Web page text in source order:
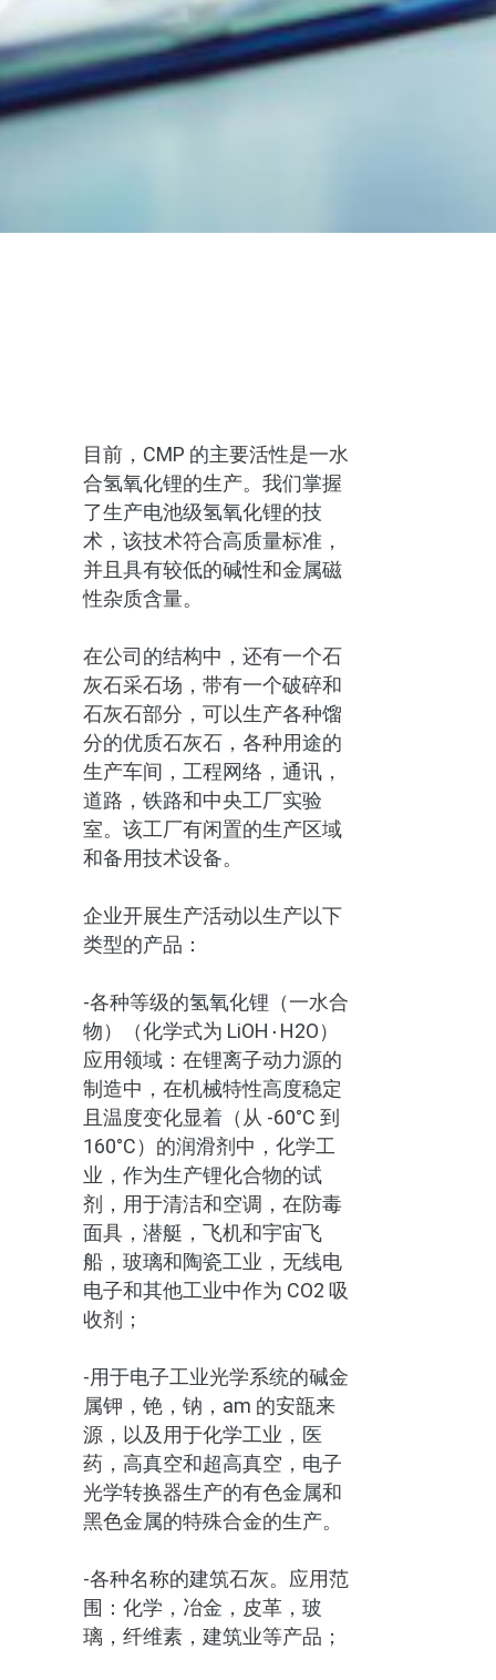
目前，CMP 的主要活性是一水
合氢氧化锂的生产。我们掌握
了生产电池级氢氧化锂的技
术，该技术符合高质量标准，
并且具有较低的碱性和金属磁
性杂质含量。
在公司的结构中，还有一个石
灰石采石场，带有一个破碎和
石灰石部分，可以生产各种馏
分的优质石灰石，各种用途的
生产车间，工程网络，通讯，
道路，铁路和中央工厂实验
室。该工厂有闲置的生产区域
和备用技术设备。
企业开展生产活动以生产以下
类型的产品：
-各种等级的氢氧化锂（一水合
物）（化学式为 LiOH۰H2O）
应用领域：在锂离子动力源的
制造中，在机械特性高度稳定
且温度变化显着（从 -60°C 到
160°C）的润滑剂中，化学工
业，作为生产锂化合物的试
剂，用于清洁和空调，在防毒
面具，潜艇，飞机和宇宙飞
船，玻璃和陶瓷工业，无线电
电子和其他工业中作为 CO2 吸
收剂；
-用于电子工业光学系统的碱金
属钾，铯，钠，am 的安瓿来
源，以及用于化学工业，医
药，高真空和超高真空，电子
光学转换器生产的有色金属和
黑色金属的特殊合金的生产。
-各种名称的建筑石灰。应用范
围：化学，冶金，皮革，玻
璃，纤维素，建筑业等产品；